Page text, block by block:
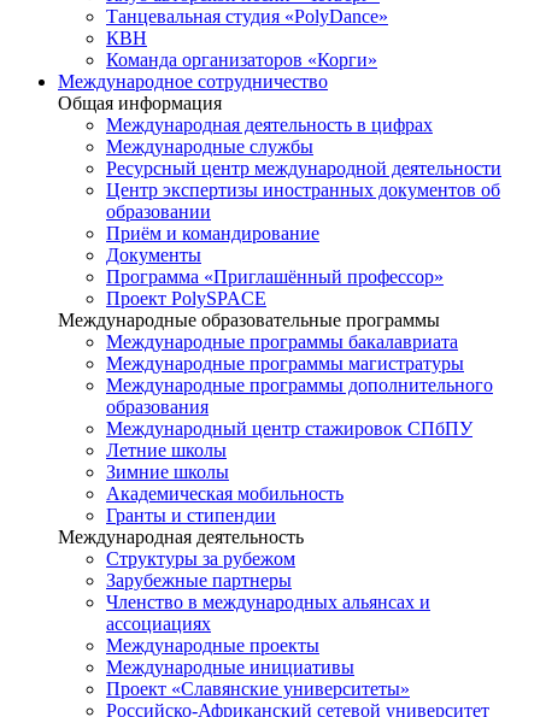
Танцевальная студия «PolyDance»
КВН
Команда организаторов «Корги»
Международное сотрудничество
Общая информация
Международная деятельность в цифрах
Международные службы
Ресурсный центр международной деятельности
Центр экспертизы иностранных документов об
образовании
Приём и командирование
Документы
Программа «Приглашённый профессор»
Проект PolySPACE
Международные образовательные программы
Международные программы бакалавриата
Международные программы магистратуры
Международные программы дополнительного
образования
Международный центр стажировок СПбПУ
Летние школы
Зимние школы
Академическая мобильность
Гранты и стипендии
Международная деятельность
Структуры за рубежом
Зарубежные партнеры
Членство в международных альянсах и
ассоциациях
Международные проекты
Международные инициативы
Проект «Славянские университеты»
Российско-Африканский сетевой университет